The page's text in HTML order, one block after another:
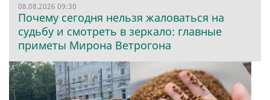
08.08.2026 09:30
Почему сегодня нельзя жаловаться на
судьбу и смотреть в зеркало: главные
приметы Мирона Ветрогона